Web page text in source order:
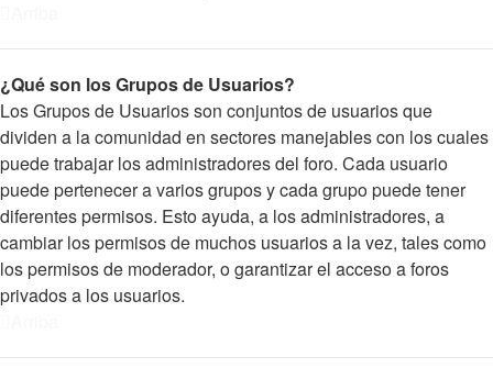
¿Qué son los Grupos de Usuarios?
Los Grupos de Usuarios son conjuntos de usuarios que
dividen a la comunidad en sectores manejables con los cuales
puede trabajar los administradores del foro. Cada usuario
puede pertenecer a varios grupos y cada grupo puede tener
diferentes permisos. Esto ayuda, a los administradores, a
cambiar los permisos de muchos usuarios a la vez, tales como
los permisos de moderador, o garantizar el acceso a foros
privados a los usuarios.